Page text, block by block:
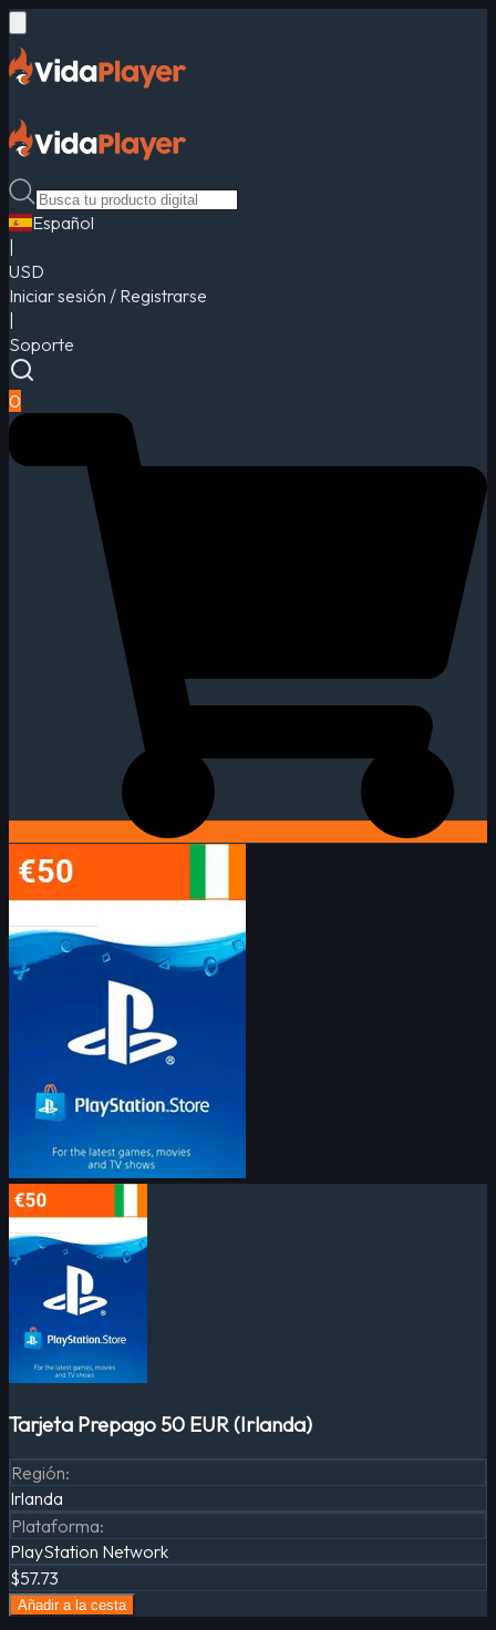
Español
USD
Iniciar sesión / Registrarse
Soporte
0
Tarjeta Prepago 50 EUR (Irlanda)
Región:
Irlanda
Plataforma:
PlayStation Network
$57.73
Añadir a la cesta